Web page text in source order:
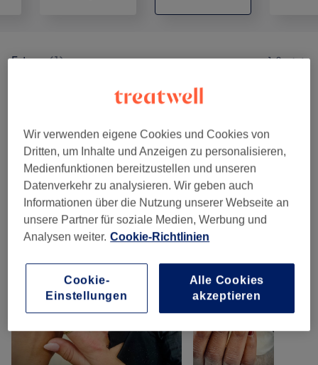
Extras (1) 1 €
Augenbrauen & Wimpernbehandlungen
Unsere Arbeit
Bild anklicken für weitere Details
Wir verwenden eigene Cookies und Cookies von
Dritten, um Inhalte und Anzeigen zu personalisieren,
Medienfunktionen bereitzustellen und unseren
Datenverkehr zu analysieren. Wir geben auch
Informationen über die Nutzung unserer Webseite an
unsere Partner für soziale Medien, Werbung und
Analysen weiter. Cookie-Richtlinien
Cookie-
Einstellungen
Alle Cookies
akzeptieren